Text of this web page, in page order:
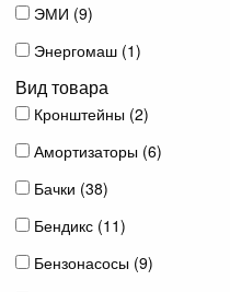
ЭМИ (9)
Энергомаш (1)
Вид товара
Кронштейны (2)
Амортизаторы (6)
Бачки (38)
Бендикс (11)
Бензонасосы (9)